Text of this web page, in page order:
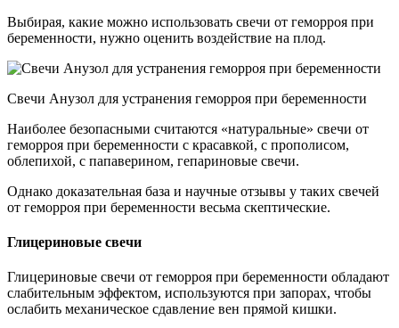
Выбирая, какие можно использовать свечи от геморроя при
беременности, нужно оценить воздействие на плод.
Свечи Анузол для устранения геморроя при беременности
Наиболее безопасными считаются «натуральные» свечи от
геморроя при беременности с красавкой, с прополисом,
облепихой, с папаверином, гепариновые свечи.
Однако доказательная база и научные отзывы у таких свечей
от геморроя при беременности весьма скептические.
Глицериновые свечи
Глицериновые свечи от геморроя при беременности обладают
слабительным эффектом, используются при запорах, чтобы
ослабить механическое сдавление вен прямой кишки.